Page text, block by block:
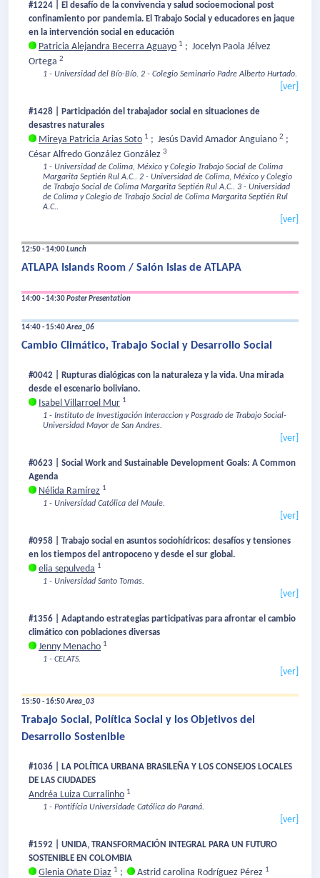
#1224 | El desafío de la convivencia y salud socioemocional post
confinamiento por pandemia. El Trabajo Social y educadores en jaque
en la intervención social en educación
Patricia Alejandra Becerra Aguayo 1 ; Jocelyn Paola Jélvez
Ortega 2
1 - Universidad del Bío-Bío. 2 - Colegio Seminario Padre Alberto Hurtado.
[ver]
#1428 | Participación del trabajador social en situaciones de
desastres naturales
Mireya Patricia Arias Soto 1 ; Jesús David Amador Anguiano 2 ;
César Alfredo González González 3
1 - Universidad de Colima, México y Colegio Trabajo Social de Colima
Margarita Septién Rul A.C.. 2 - Universidad de Colima, México y Colegio
de Trabajo Social de Colima Margarita Septién Rul A.C.. 3 - Universidad
de Colima y Colegio de Trabajo Social de Colima Margarita Septién Rul
A.C..
[ver]
12:50 - 14:00Lunch
ATLAPA Islands Room / Salón Islas de ATLAPA
14:00 - 14:30Poster Presentation
14:40 - 15:40Area_06
Cambio Climático, Trabajo Social y Desarrollo Social
#0042 | Rupturas dialógicas con la naturaleza y la vida. Una mirada
desde el escenario boliviano.
Isabel Villarroel Mur 1
1 - Instituto de Investigación Interaccion y Posgrado de Trabajo Social-
Universidad Mayor de San Andres.
[ver]
#0623 | Social Work and Sustainable Development Goals: A Common
Agenda
Nélida Ramírez 1
1 - Universidad Católica del Maule.
[ver]
#0958 | Trabajo social en asuntos sociohídricos: desafíos y tensiones
en los tiempos del antropoceno y desde el sur global.
elia sepulveda 1
1 - Universidad Santo Tomas.
[ver]
#1356 | Adaptando estrategias participativas para afrontar el cambio
climático con poblaciones diversas
Jenny Menacho 1
1 - CELATS.
[ver]
15:50 - 16:50Area_03
Trabajo Social, Política Social y los Objetivos del
Desarrollo Sostenible
#1036 | LA POLÍTICA URBANA BRASILEÑA Y LOS CONSEJOS LOCALES
DE LAS CIUDADES
Andréa Luiza Curralinho 1
1 - Pontifícia Universidade Católica do Paraná.
[ver]
#1592 | UNIDA, TRANSFORMACIÓN INTEGRAL PARA UN FUTURO
SOSTENIBLE EN COLOMBIA
Glenia Oñate Diaz 1 ; Astrid carolina Rodríguez Pérez 1